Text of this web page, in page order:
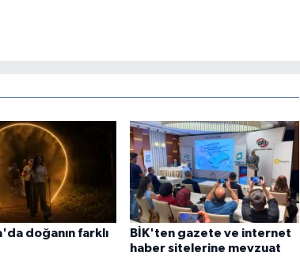
doğanın farklı
BİK'ten gazete ve internet
haber sitelerine mevzuat